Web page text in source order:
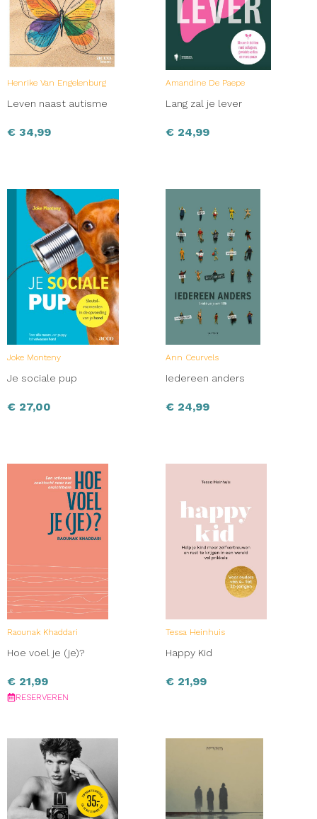
Henrike Van Engelenburg
Leven naast autisme
€ 34,99
Amandine De Paepe
Lang zal je lever
€ 24,99
Joke Monteny
Je sociale pup
€ 27,00
Ann Ceurvels
Iedereen anders
€ 24,99
Raounak Khaddari
Hoe voel je (je)?
€ 21,99
RESERVEREN
Tessa Heinhuis
Happy Kid
€ 21,99